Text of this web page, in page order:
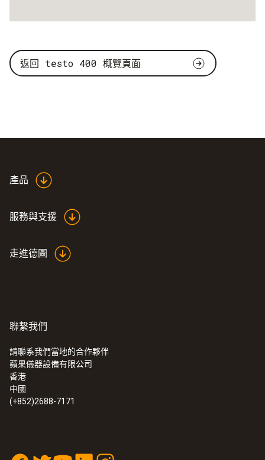
返回 testo 400 概覽頁面
產品
服務與支援
走進德圖
聯繫我們
請聯系我們當地的合作夥伴
蘋果儀器設備有限公司
香港
中國
(+852)2688-7171